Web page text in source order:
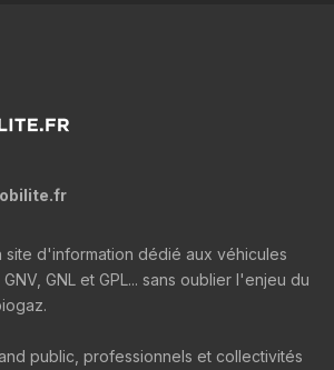
site d'information dédié aux véhicules
GNL et GPL... sans oublier l'enjeu du
public, professionnels et collectivités